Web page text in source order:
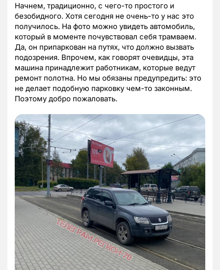
Начнем, традиционно, с чего-то простого и
безобидного. Хотя сегодня не очень-то у нас это
получилось. На фото можно увидеть автомобиль,
который в моменте почувствовал себя трамваем.
Да, он припаркован на путях, что должно вызвать
подозрения. Впрочем, как говорят очевидцы, эта
машина принадлежит работникам, которые ведут
ремонт полотна. Но мы обязаны предупредить: это
не делает подобную парковку чем-то законным.
Поэтому добро пожаловать.